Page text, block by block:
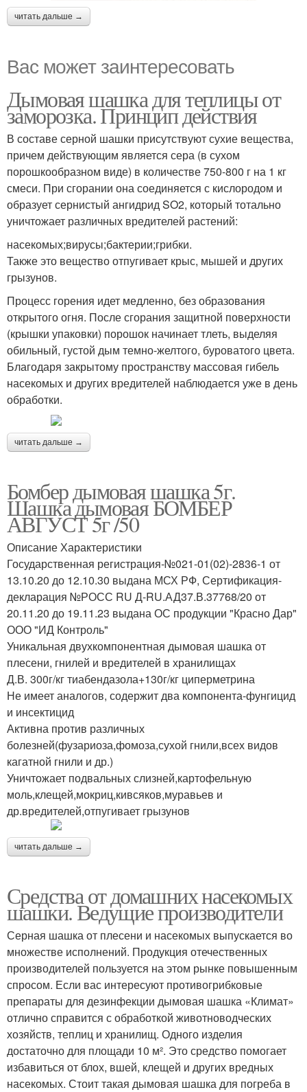
читать дальше →
Вас может заинтересовать
Дымовая шашка для теплицы от
заморозка. Принцип действия
В составе серной шашки присутствуют сухие вещества,
причем действующим является сера (в сухом
порошкообразном виде) в количестве 750-800 г на 1 кг
смеси. При сгорании она соединяется с кислородом и
образует сернистый ангидрид SO2, который тотально
уничтожает различных вредителей растений:
насекомых;вирусы;бактерии;грибки.
Также это вещество отпугивает крыс, мышей и других
грызунов.
Процесс горения идет медленно, без образования
открытого огня. После сгорания защитной поверхности
(крышки упаковки) порошок начинает тлеть, выделяя
обильный, густой дым темно-желтого, буроватого цвета.
Благодаря закрытому пространству массовая гибель
насекомых и других вредителей наблюдается уже в день
обработки.
читать дальше →
Бомбер дымовая шашка 5г.
Шашка дымовая БОМБЕР
АВГУСТ 5г /50
Описание Характеристики
Государственная регистрация-№021-01(02)-2836-1 от
13.10.20 до 12.10.30 выдана МСХ РФ, Сертификация-
декларация №РОСС RU Д-RU.АД37.В.37768/20 от
20.11.20 до 19.11.23 выдана ОС продукции "Красно Дар"
ООО "ИД Контроль"
Уникальная двухкомпонентная дымовая шашка от
плесени, гнилей и вредителей в хранилищах
Д.В. 300г/кг тиабендазола+130г/кг циперметрина
Не имеет аналогов, содержит два компонента-фунгицид
и инсектицид
Активна против различных
болезней(фузариоза,фомоза,сухой гнили,всех видов
кагатной гнили и др.)
Уничтожает подвальных слизней,картофельную
моль,клещей,мокриц,кивсяков,муравьев и
др.вредителей,отпугивает грызунов
читать дальше →
Средства от домашних насекомых
шашки. Ведущие производители
Серная шашка от плесени и насекомых выпускается во
множестве исполнений. Продукция отечественных
производителей пользуется на этом рынке повышенным
спросом. Если вас интересуют противогрибковые
препараты для дезинфекции дымовая шашка «Климат»
отлично справится с обработкой животноводческих
хозяйств, теплиц и хранилищ. Одного изделия
достаточно для площади 10 м². Это средство помогает
избавиться от блох, вшей, клещей и других вредных
насекомых. Стоит такая дымовая шашка для погреба в